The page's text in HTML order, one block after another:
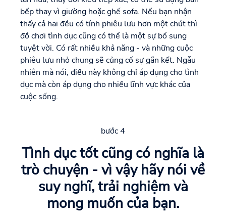
bếp thay vì giường hoặc ghế sofa. Nếu bạn nhận
thấy cả hai đều có tính phiêu lưu hơn một chút thì
đồ chơi tình dục cũng có thể là một sự bổ sung
tuyệt vời. Có rất nhiều khả năng - và những cuộc
phiêu lưu nhỏ chung sẽ củng cố sự gắn kết. Ngẫu
nhiên mà nói, điều này không chỉ áp dụng cho tình
dục mà còn áp dụng cho nhiều lĩnh vực khác của
cuộc sống.
bước 4
Tình dục tốt cũng có nghĩa là
trò chuyện - vì vậy hãy nói về
suy nghĩ, trải nghiệm và
mong muốn của bạn.